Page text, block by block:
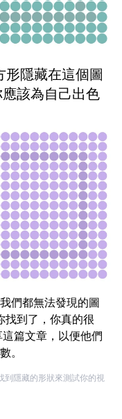
形隱藏在這個圖
該為自己出色
們都無法發現的圖
找到了，你真的很
篇文章，以便他們
。
到隱藏的形狀來測試你的視